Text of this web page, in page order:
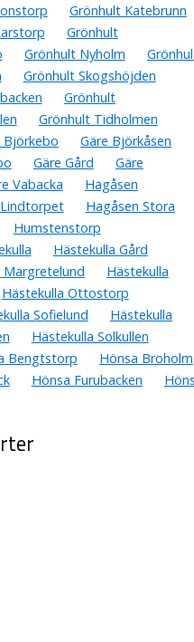
Grönhult Katebrunn
Grönhult
Grönhult Nyholm
Grönhult Skogshöjden
Grönhult
Grönhult Tidholmen
Björkebo
Gäre Björkåsen
Gäre Gård
Gäre
Vabacka
Hagåsen
Hagåsen Stora
Humstenstorp
Hästekulla Gård
Margretelund
Hästekulla
Hästekulla Ottostorp
Sofielund
Hästekulla
Hästekulla Solkullen
Bengtstorp
Hönsa Broholm
Hönsa Furubacken